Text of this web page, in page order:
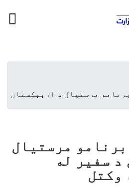
مرستیال د ازبېکستان
مرستیال
د سفیر له
وکتل